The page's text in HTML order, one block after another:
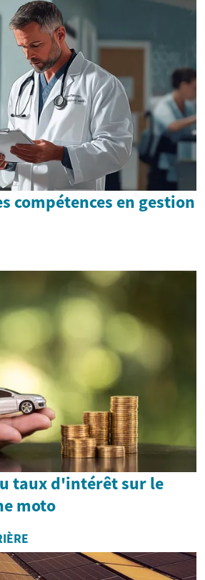
compétences en gestion
taux d'intérêt sur le
moto